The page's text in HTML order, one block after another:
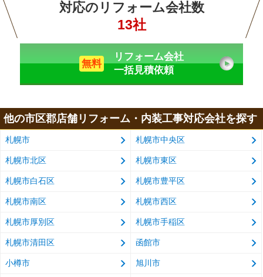
対応のリフォーム会社数
13社
無料
リフォーム会社
一括見積依頼
他の市区郡店舗リフォーム・内装工事対応会社を探す
札幌市 札幌市中央区
札幌市北区 札幌市東区
札幌市白石区 札幌市豊平区
札幌市南区 札幌市西区
札幌市厚別区 札幌市手稲区
札幌市清田区 函館市
小樽市 旭川市